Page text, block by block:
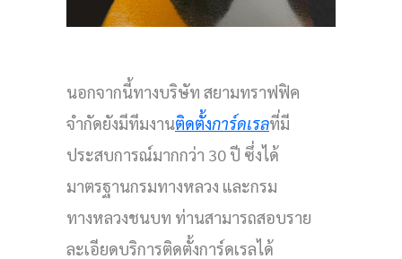
นอกจากนี้ทางบริษัท สยามทราฟฟิค
จำกัดยังมีทีมงานติดตั้งการ์ดเรลที่มี
ประสบการณ์มากกว่า 30 ปี ซึ่งได้
มาตรฐานกรมทางหลวง และกรม
ทางหลวงชนบท ท่านสามารถสอบราย
ละเอียดบริการติดตั้งการ์ดเรลได้